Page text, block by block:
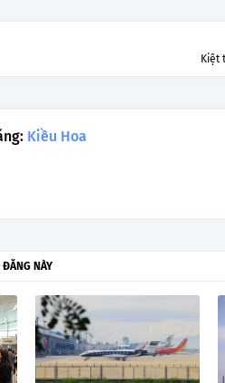
Kiệt
Kiều Hoa
ĐĂNG NÀY